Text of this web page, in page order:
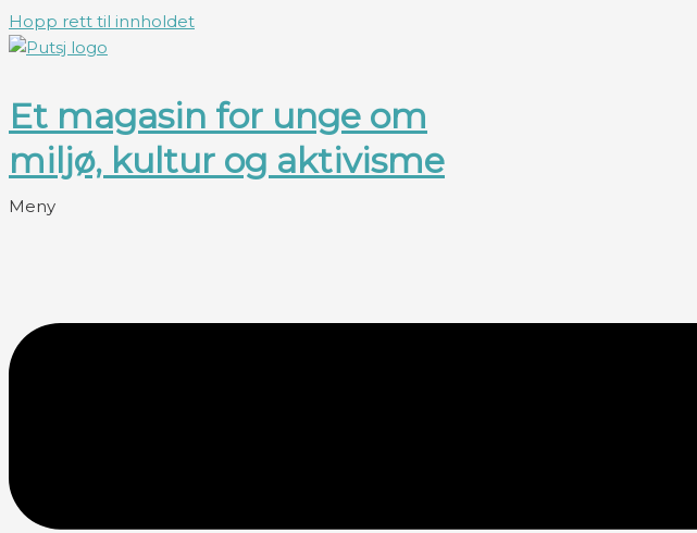
Hopp rett til innholdet
Et magasin for unge om
miljø, kultur og aktivisme
Meny